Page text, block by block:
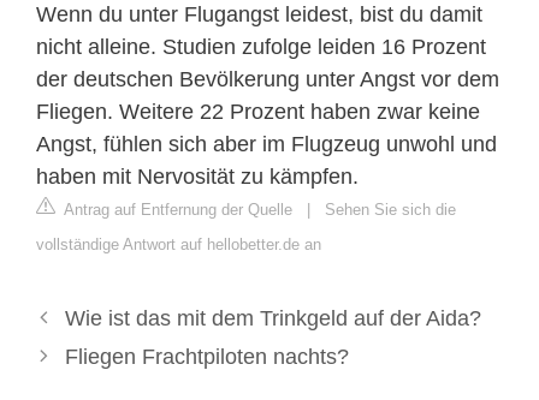
Wenn du unter Flugangst leidest, bist du damit
nicht alleine. Studien zufolge leiden 16 Prozent
der deutschen Bevölkerung unter Angst vor dem
Fliegen. Weitere 22 Prozent haben zwar keine
Angst, fühlen sich aber im Flugzeug unwohl und
haben mit Nervosität zu kämpfen.
Antrag auf Entfernung der Quelle | Sehen Sie sich die
vollständige Antwort auf hellobetter.de an
Wie ist das mit dem Trinkgeld auf der Aida?
Fliegen Frachtpiloten nachts?